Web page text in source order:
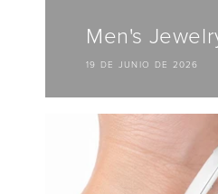
Men's
19 DE JUNIO DE 2026